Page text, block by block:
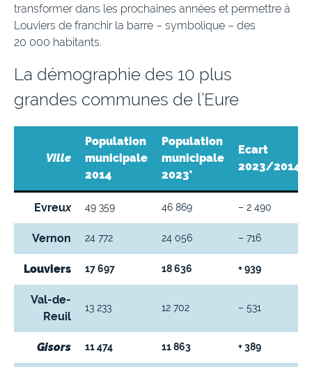
transformer dans les prochaines années et permettre à
Louviers de franchir la barre – symbolique – des
20 000 habitants.
La démographie des 10 plus
grandes communes de l’Eure
Ville
Population
municipale
2014
Population
municipale
2023*
Ecart
2023/2014
Evreux 49 359 46 869 – 2 490
Vernon 24 772 24 056 – 716
Louviers 17 697 18 636 + 939
Val-de-
Reuil
13 233 12 702 – 531
Gisors 11 474 11 863 + 389